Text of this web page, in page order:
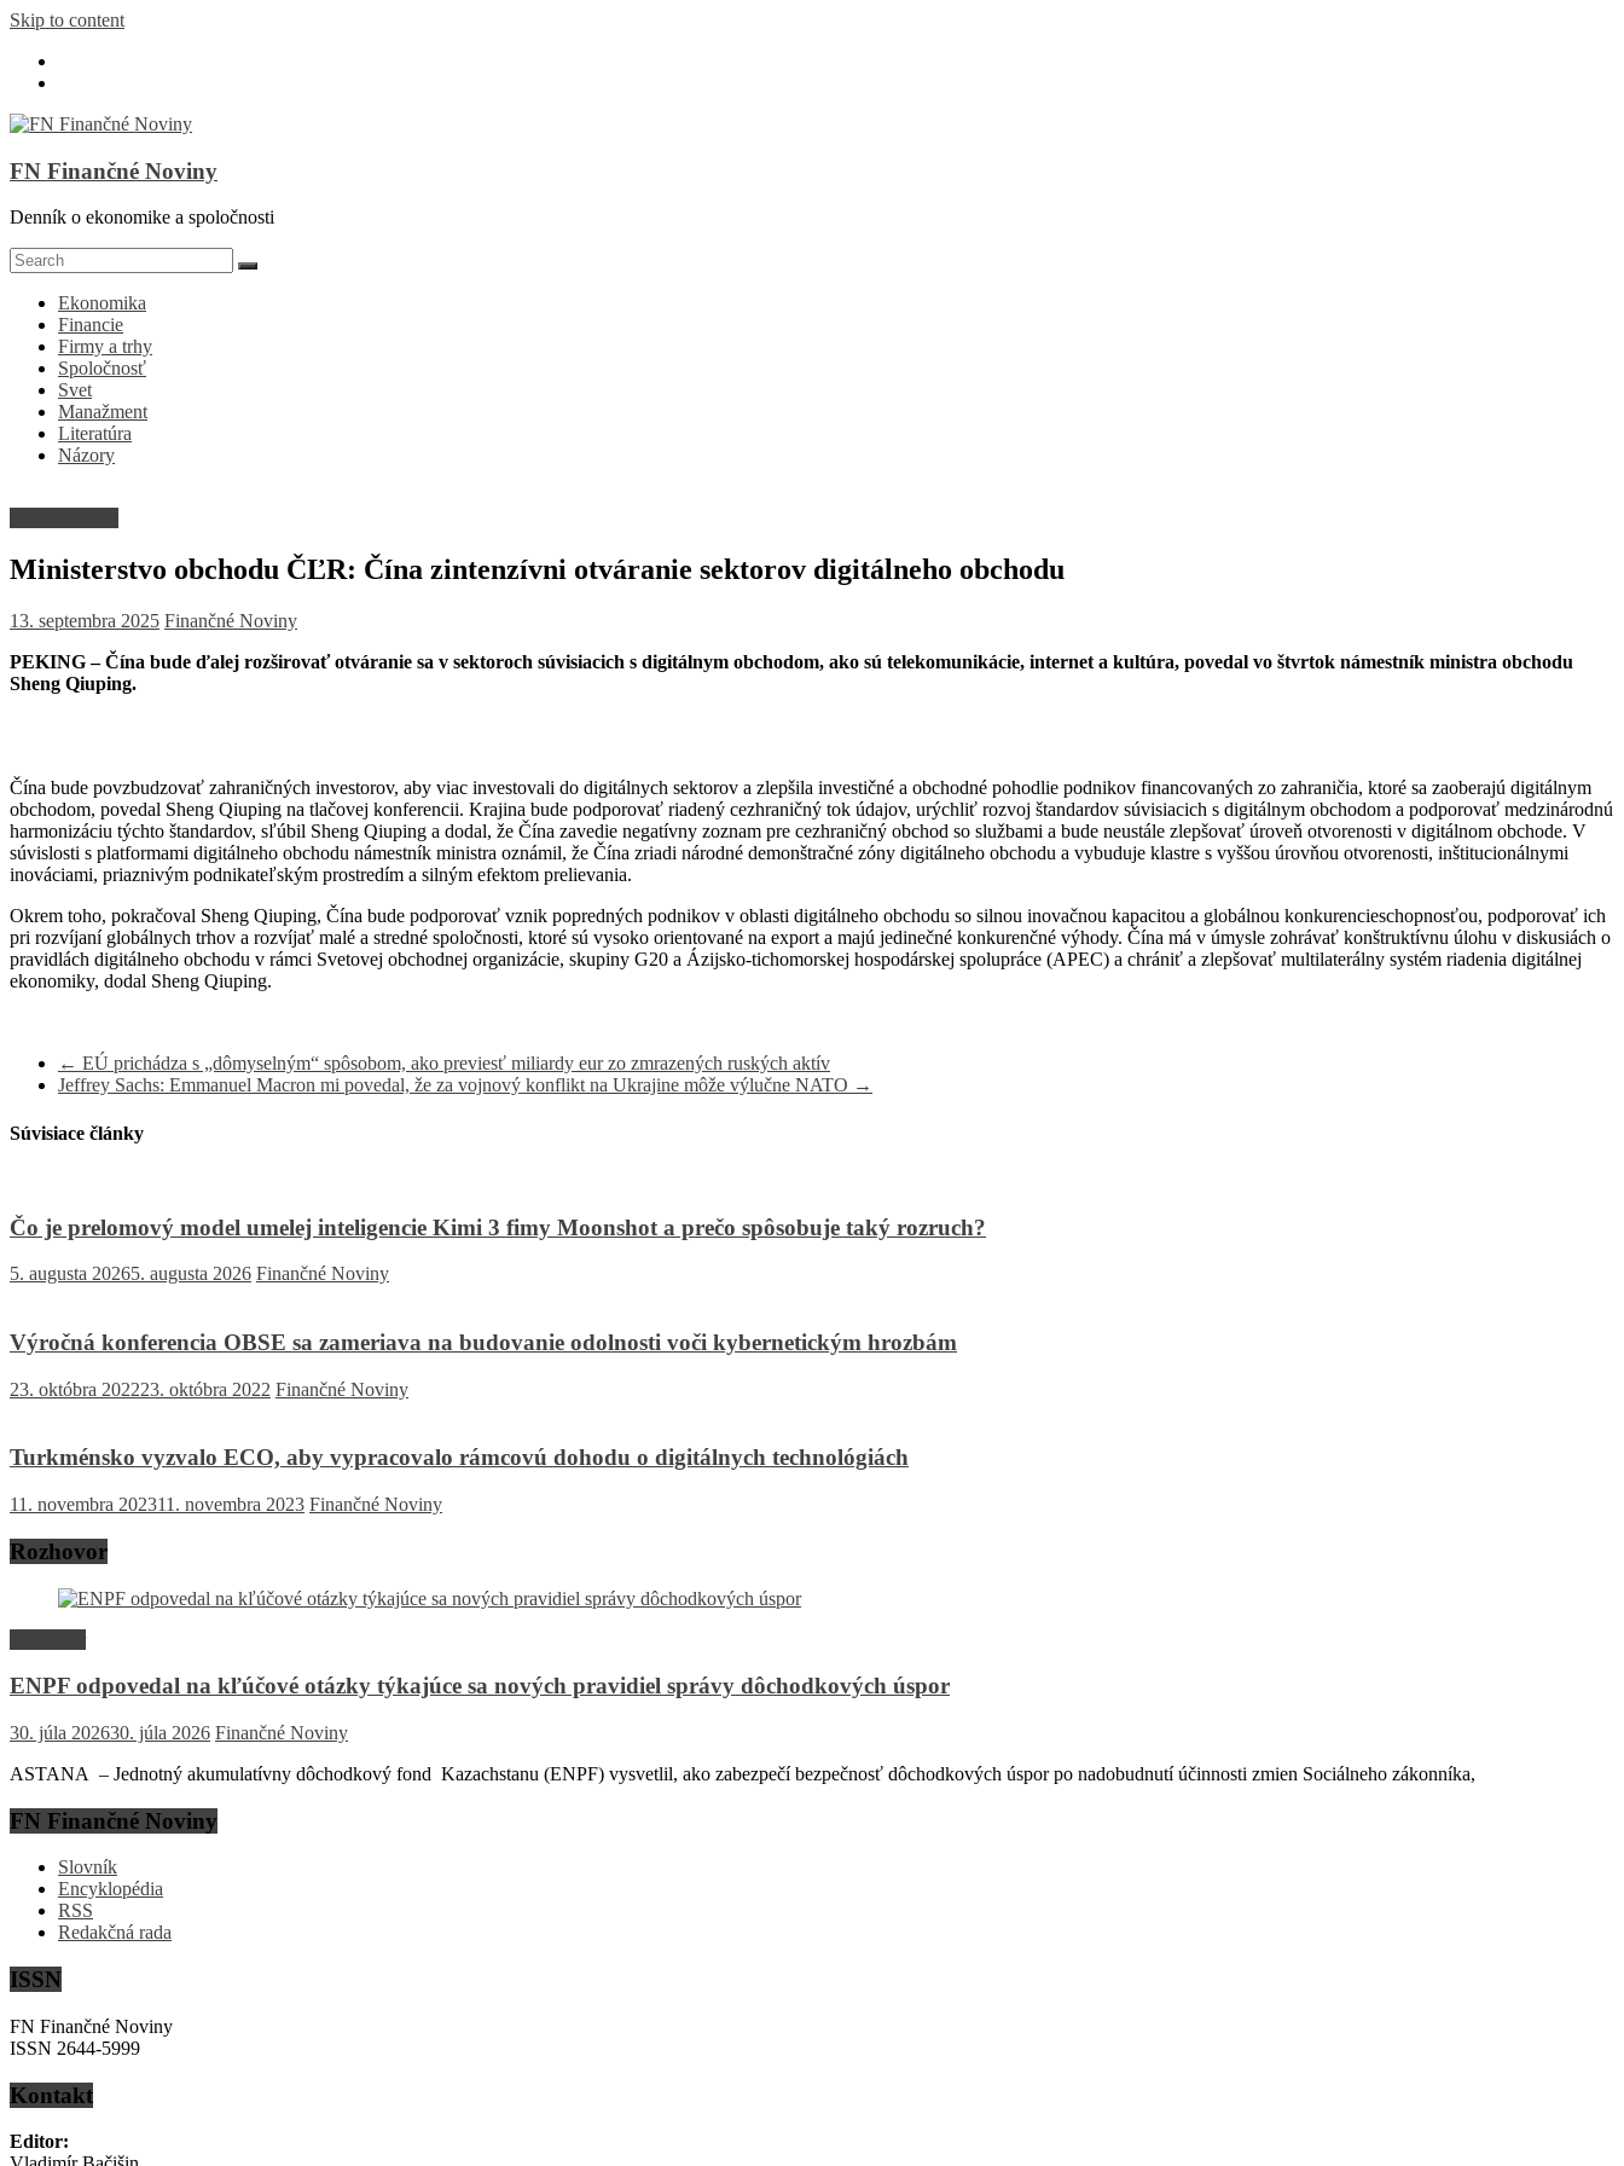
Skip to content
FN Finančné Noviny
Denník o ekonomike a spoločnosti
Ekonomika
Financie
Firmy a trhy
Spoločnosť
Svet
Manažment
Literatúra
Názory
Ministerstvo obchodu ČĽR: Čína zintenzívni otváranie sektorov digitálneho obchodu
13. septembra 2025 Finančné Noviny
PEKING –Čína bude ďalej rozširovať otváranie sa v sektoroch súvisiacich s digitálnym obchodom, ako sú telekomunikácie, internet a kultúra, povedal vo štvrtok námestník ministra obchodu
Sheng Qiuping.
Čína bude povzbudzovať zahraničných investorov, aby viac investovali do digitálnych sektorov a zlepšila investičné a obchodné pohodlie podnikov financovaných zo zahraničia, ktoré sa zaoberajú digitálnym
obchodom, povedal Sheng Qiuping na tlačovej konferencii. Krajina bude podporovať riadený cezhraničný tok údajov, urýchliť rozvoj štandardov súvisiacich s digitálnym obchodom a podporovať medzinárodnú
harmonizáciu týchto štandardov, sľúbil Sheng Qiuping a dodal, že Čína zavedie negatívny zoznam pre cezhraničný obchod so službami a bude neustále zlepšovať úroveň otvorenosti v digitálnom obchode. V
súvislosti s platformami digitálneho obchodu námestník ministra oznámil, že Čína zriadi národné demonštračné zóny digitálneho obchodu a vybuduje klastre s vyššou úrovňou otvorenosti, inštitucionálnymi
inováciami, priaznivým podnikateľským prostredím a silným efektom prelievania.
Okrem toho, pokračoval Sheng Qiuping, Čína bude podporovať vznik popredných podnikov v oblasti digitálneho obchodu so silnou inovačnou kapacitou a globálnou konkurencieschopnosťou, podporovať ich
pri rozvíjaní globálnych trhov a rozvíjať malé a stredné spoločnosti, ktoré sú vysoko orientované na export a majú jedinečné konkurenčné výhody. Čína má v úmysle zohrávať konštruktívnu úlohu v diskusiách o
pravidlách digitálneho obchodu v rámci Svetovej obchodnej organizácie, skupiny G20 a Ázijsko-tichomorskej hospodárskej spolupráce (APEC) a chrániť a zlepšovať multilaterálny systém riadenia digitálnej
ekonomiky, dodal Sheng Qiuping.
← EÚ prichádza s „dômyselným“ spôsobom, ako previesť miliardy eur zo zmrazených ruských aktív
Jeffrey Sachs: Emmanuel Macron mi povedal, že za vojnový konflikt na Ukrajine môže výlučne NATO →
Súvisiace články
Čo je prelomový model umelej inteligencie Kimi 3 fimy Moonshot a prečo spôsobuje taký rozruch?
5. augusta 20265. augusta 2026 Finančné Noviny
Výročná konferencia OBSE sa zameriava na budovanie odolnosti voči kybernetickým hrozbám
23. októbra 202223. októbra 2022 Finančné Noviny
Turkménsko vyzvalo ECO, aby vypracovalo rámcovú dohodu o digitálnych technológiách
11. novembra 202311. novembra 2023 Finančné Noviny
Rozhovor
ENPF odpovedal na kľúčové otázky týkajúce sa nových pravidiel správy dôchodkových úspor
30. júla 202630. júla 2026 Finančné Noviny
ASTANA – Jednotný akumulatívny dôchodkový fond Kazachstanu (ENPF) vysvetlil, ako zabezpečí bezpečnosť dôchodkových úspor po nadobudnutí účinnosti zmien Sociálneho zákonníka,
FN Finančné Noviny
Slovník
Encyklopédia
RSS
Redakčná rada
ISSN
FN Finančné Noviny
ISSN 2644-5999
Kontakt
Editor: